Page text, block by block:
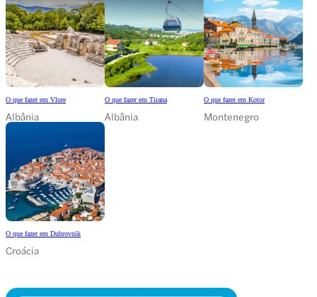
O que fazer em Vlore
Albânia
O que fazer em Tirana
Albânia
O que fazer em Kotor
Montenegro
O que fazer em Dubrovnik
Croácia